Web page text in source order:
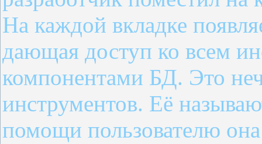
На каждой вкладке
дающая доступ ко всем
компонентами БД. Это
инструментов. Её
помощи пользователю